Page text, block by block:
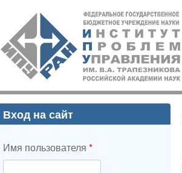
ИПУ
РАН
Вход на сайт
Имя пользователя *